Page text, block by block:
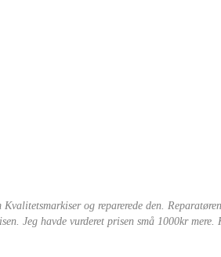
og reparerede den.
Jeg havde vurderet prisen små 1000kr